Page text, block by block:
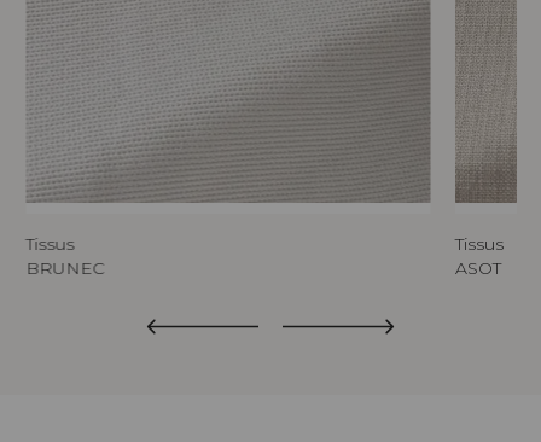
Tissus
BRUNEC
Tissus
ASOT